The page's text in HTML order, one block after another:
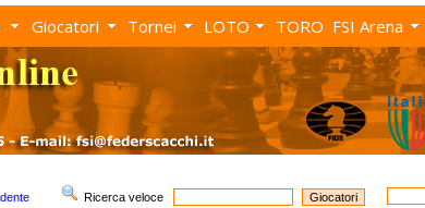
Giocatori Tornei LOTO TORO FSI Arena
Ricerca veloce